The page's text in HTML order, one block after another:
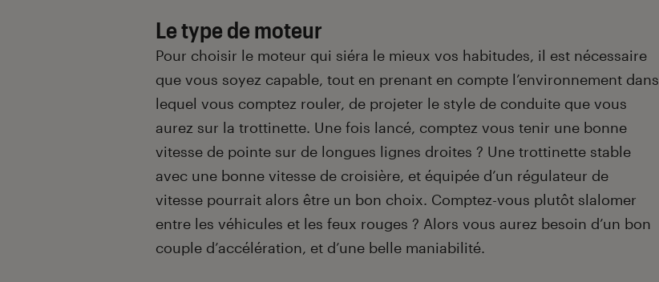
Le type de moteur
Pour choisir le moteur qui siéra le mieux vos habitudes, il est nécessaire
que vous soyez capable, tout en prenant en compte l’environnement dans
lequel vous comptez rouler, de projeter le style de conduite que vous
aurez sur la trottinette. Une fois lancé, comptez vous tenir une bonne
vitesse de pointe sur de longues lignes droites ? Une trottinette stable
avec une bonne vitesse de croisière, et équipée d’un régulateur de
vitesse pourrait alors être un bon choix. Comptez-vous plutôt slalomer
entre les véhicules et les feux rouges ? Alors vous aurez besoin d’un bon
couple d’accélération, et d’une belle maniabilité.